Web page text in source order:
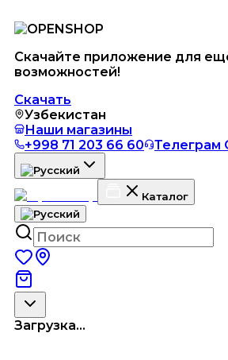
Скачайте приложение для
возможностей!
Скачать
Узбекистан
Наши магазины
+998 71 203 66 60
Телеграм
Каталог
Загрузка...